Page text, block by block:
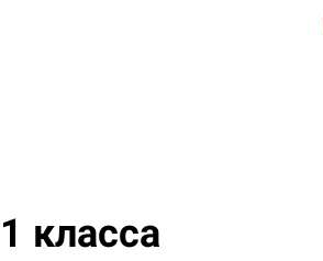
класса